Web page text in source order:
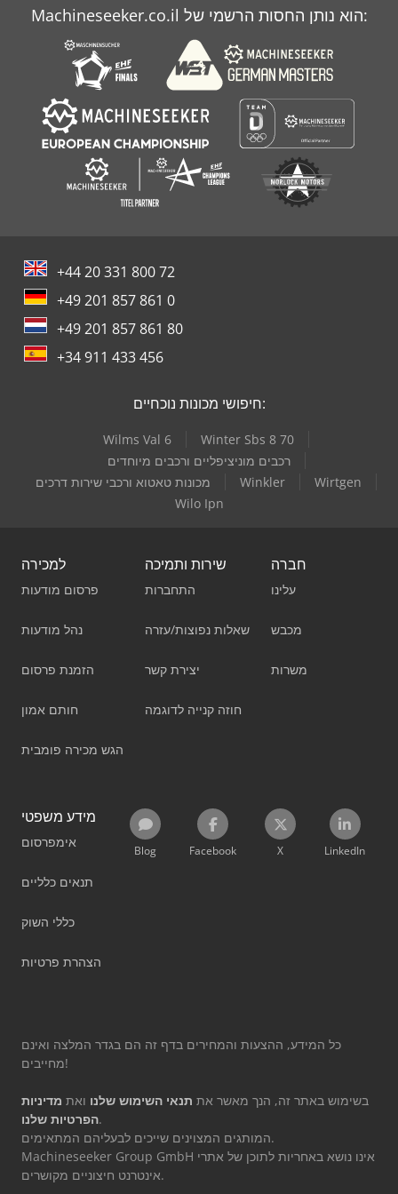
מסך דק
Machineseeker.co.il הוא נותן החסות הרשמי של:
+44 20 331 800 72
+49 201 857 861 0
+49 201 857 861 80
+34 911 433 456
חיפושי מכונות נוכחיים:
Wilms Val 6
Winter Sbs 8 70
רכבים מוניציפליים ורכבים מיוחדים
מכונות טאטוא ורכבי שירות דרכים
Winkler
Wirtgen
Wilo Ipn
למכירה
פרסום מודעות
נהל מודעות
הזמנת פרסום
חותם אמון
הגש מכירה פומבית
שירות ותמיכה
התחברות
שאלות נפוצות/עזרה
יצירת קשר
חוזה קנייה לדוגמה
חברה
עלינו
מכבש
משרות
מידע משפטי
אימפרסום
תנאים כלליים
כללי השוק
הצהרת פרטיות
Blog Facebook X LinkedIn
כל המידע, ההצעות והמחירים בדף זה הם בגדר המלצה ואינם
מחייבים!
בשימוש באתר זה, הנך מאשר את תנאי השימוש שלנו ואת מדיניות
הפרטיות שלנו.
המותגים המצוינים שייכים לבעליהם המתאימים.
Machineseeker Group GmbH אינו נושא באחריות לתוכן של אתרי
אינטרנט חיצוניים מקושרים.